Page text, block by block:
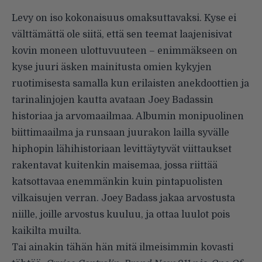
Levy on iso kokonaisuus omaksuttavaksi. Kyse ei
välttämättä ole siitä, että sen teemat laajenisivat
kovin moneen ulottuvuuteen – enimmäkseen on
kyse juuri äsken mainitusta omien kykyjen
ruotimisesta samalla kun erilaisten anekdoottien ja
tarinalinjojen kautta avataan Joey Badassin
historiaa ja arvomaailmaa. Albumin monipuolinen
biittimaailma ja runsaan juurakon lailla syvälle
hiphopin lähihistoriaan levittäytyvät viittaukset
rakentavat kuitenkin maisemaa, jossa riittää
katsottavaa enemmänkin kuin pintapuolisten
vilkaisujen verran. Joey Badass jakaa arvostusta
niille, joille arvostus kuuluu, ja ottaa luulot pois
kaikilta muilta.
Tai ainakin tähän hän mitä ilmeisimmin kovasti